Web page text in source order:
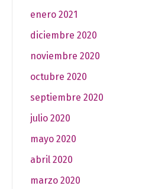
enero 2021
diciembre 2020
noviembre 2020
octubre 2020
septiembre 2020
julio 2020
mayo 2020
abril 2020
marzo 2020